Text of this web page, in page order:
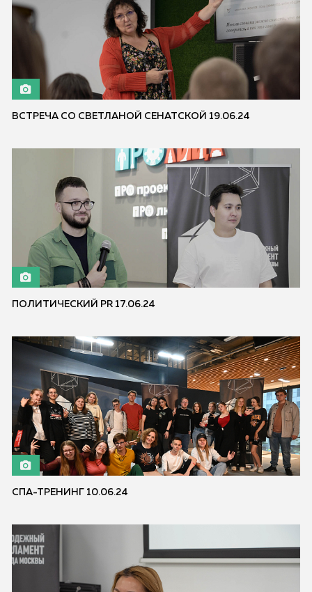
ВСТРЕЧА СО СВЕТЛАНОЙ СЕНАТСКОЙ 19.06.24
ПОЛИТИЧЕСКИЙ PR 17.06.24
СПА-ТРЕНИНГ 10.06.24